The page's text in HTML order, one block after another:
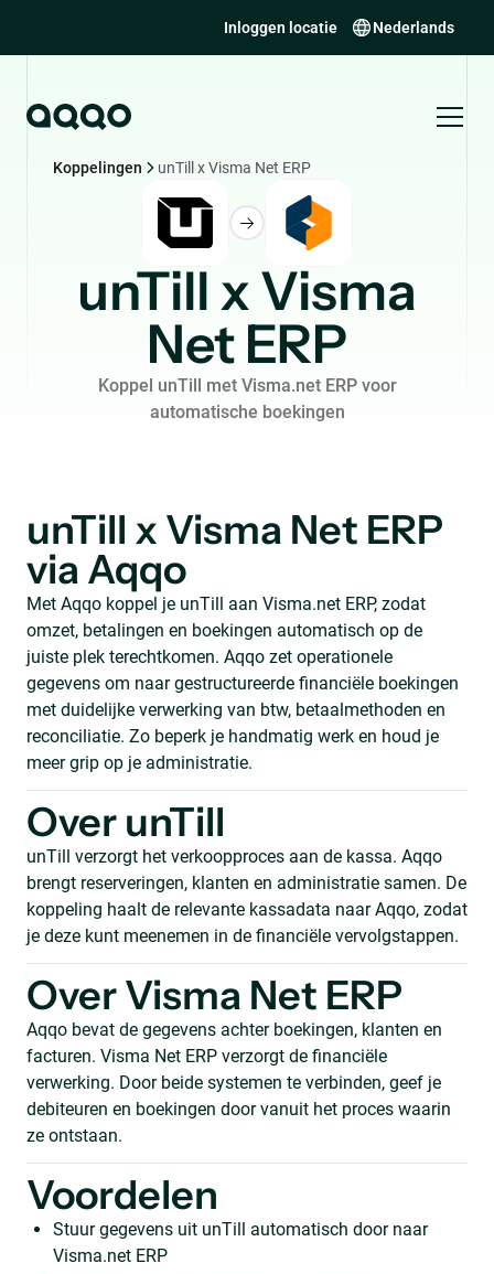
Inloggen locatie Nederlands
Koppelingen unTill x Visma Net ERP
unTill x Visma
Net ERP
Koppel unTill met Visma.net ERP voor
automatische boekingen
unTill x Visma Net ERP
via Aqqo
Met Aqqo koppel je unTill aan Visma.net ERP, zodat
omzet, betalingen en boekingen automatisch op de
juiste plek terechtkomen. Aqqo zet operationele
gegevens om naar gestructureerde financiële boekingen
met duidelijke verwerking van btw, betaalmethoden en
reconciliatie. Zo beperk je handmatig werk en houd je
meer grip op je administratie.
Over unTill
unTill verzorgt het verkoopproces aan de kassa. Aqqo
brengt reserveringen, klanten en administratie samen. De
koppeling haalt de relevante kassadata naar Aqqo, zodat
je deze kunt meenemen in de financiële vervolgstappen.
Over Visma Net ERP
Aqqo bevat de gegevens achter boekingen, klanten en
facturen. Visma Net ERP verzorgt de financiële
verwerking. Door beide systemen te verbinden, geef je
debiteuren en boekingen door vanuit het proces waarin
ze ontstaan.
Voordelen
Stuur gegevens uit unTill automatisch door naar
Visma.net ERP